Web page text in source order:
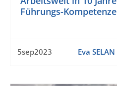
Führungs-
5sep2023 Eva SELAN